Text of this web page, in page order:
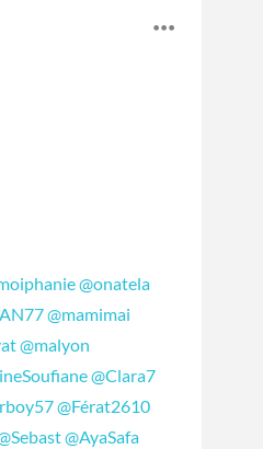
@onatela
@mamimai
@malyon
@Clara7
@Férat2610
@AyaSafa